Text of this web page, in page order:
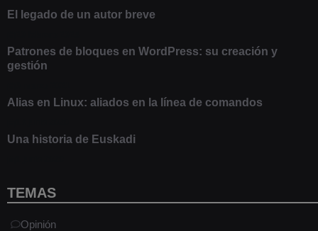
El legado de un autor breve
Patrones de bloques en WordPress: su creación y
gestión
Alias en Linux: aliados en la línea de comandos
Una historia de Euskadi
TEMAS
Opinión